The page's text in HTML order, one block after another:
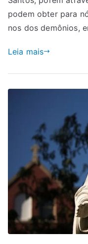
podem obter para
nos dos demônios,
Leia mais